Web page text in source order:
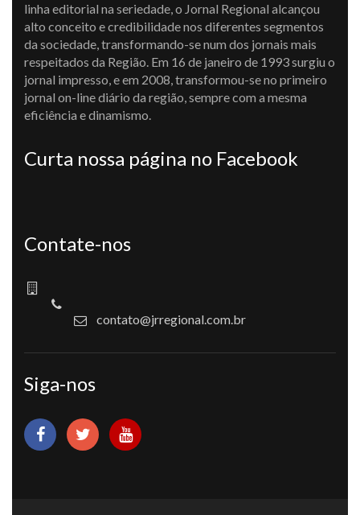
linha editorial na seriedade, o Jornal Regional alcançou
alto conceito e credibilidade nos diferentes segmentos
da sociedade, transformando-se num dos jornais mais
respeitados da Região. Em 16 de janeiro de 1993 surgiu o
jornal impresso, e em 2008, transformou-se no primeiro
jornal on-line diário da região, sempre com a mesma
eficiência e dinamismo.
Curta nossa página no Facebook
Contate-nos
contato@jrregional.com.br
Siga-nos